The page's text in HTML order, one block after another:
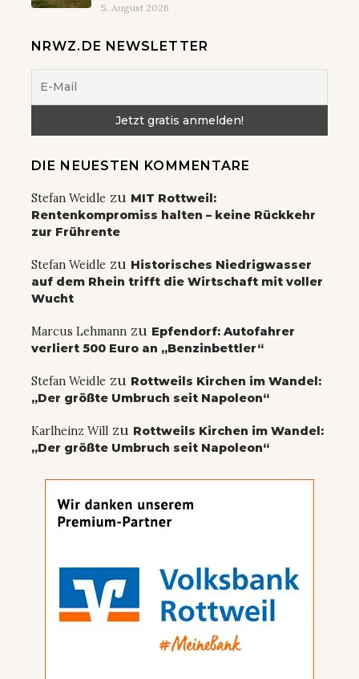
5. August 2026
NRWZ.DE NEWSLETTER
DIE NEUESTEN KOMMENTARE
Stefan Weidle zu MIT Rottweil:
Rentenkompromiss halten – keine Rückkehr
zur Frührente
Stefan Weidle zu Historisches Niedrigwasser
auf dem Rhein trifft die Wirtschaft mit voller
Wucht
Marcus Lehmann zu Epfendorf: Autofahrer
verliert 500 Euro an „Benzinbettler“
Stefan Weidle zu Rottweils Kirchen im Wandel:
„Der größte Umbruch seit Napoleon“
Karlheinz Will zu Rottweils Kirchen im Wandel:
„Der größte Umbruch seit Napoleon“